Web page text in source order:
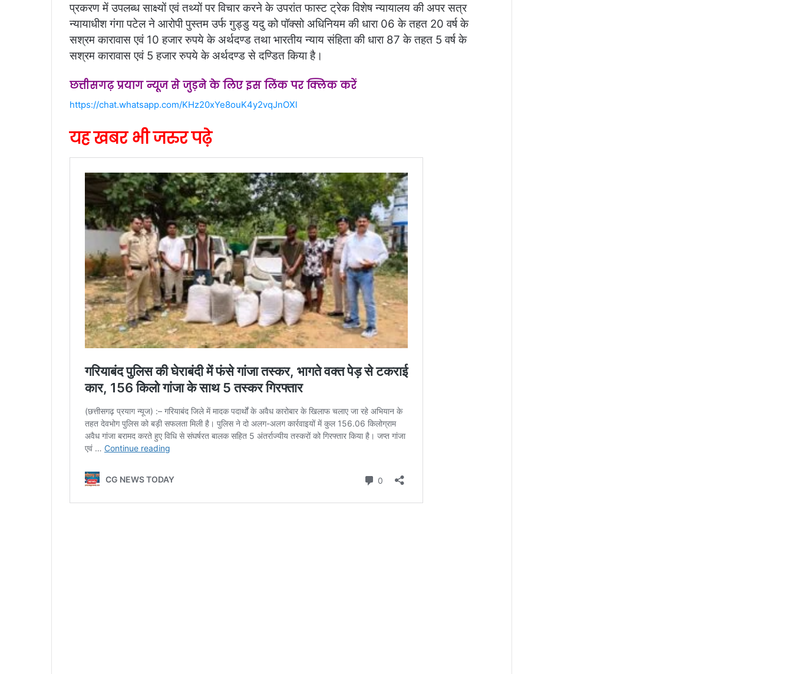
प्रकरण में उपलब्ध साक्ष्यों एवं तथ्यों पर विचार करने के उपरांत फास्ट ट्रेक विशेष न्यायालय की अपर सत्र
न्यायाधीश गंगा पटेल ने आरोपी पुस्तम उर्फ गुड्डु यदु को पॉक्सो अधिनियम की धारा 06 के तहत 20 वर्ष के
सश्रम कारावास एवं 10 हजार रुपये के अर्थदण्ड तथा भारतीय न्याय संहिता की धारा 87 के तहत 5 वर्ष के
सश्रम कारावास एवं 5 हजार रुपये के अर्थदण्ड से दण्डित किया है।
छत्तीसगढ़ प्रयाग न्यूज से जुड़ने के लिए इस लिंक पर क्लिक करें
https://chat.whatsapp.com/KHz20xYe8ouK4y2vqJnOXl
यह खबर भी जरुर पढ़े